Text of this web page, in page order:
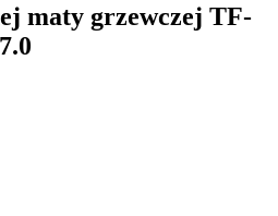
maty grzewczej TF-